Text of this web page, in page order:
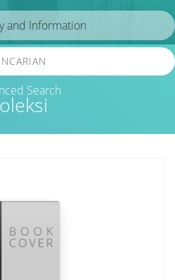
Search